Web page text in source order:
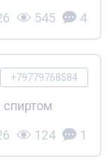
545 4
+79779768584
124 1